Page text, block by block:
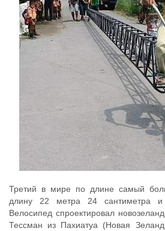
Третий в мире по длине самый
длину 22 метра 24 сантиметра
Велосипед спроектировал
Тессман из Пахиатуа (Новая